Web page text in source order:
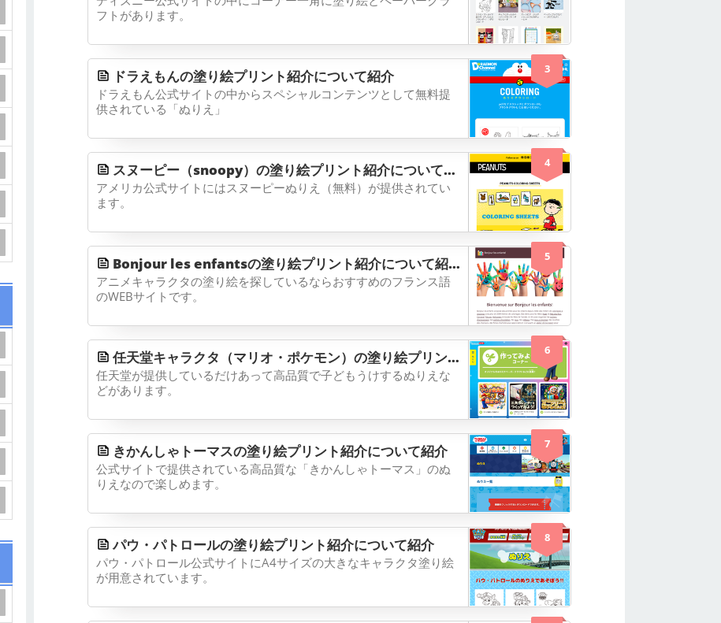
フトがあります。
3
ドラえもんの塗り絵プリント紹介について紹介
ドラえもん公式サイトの中からスペシャルコンテンツとして無料提
供されている「ぬりえ」
4
スヌーピー（snoopy）の塗り絵プリント紹介について紹介
アメリカ公式サイトにはスヌーピーぬりえ（無料）が提供されてい
ます。
5
Bonjour les enfantsの塗り絵プリント紹介について紹介
アニメキャラクタの塗り絵を探しているならおすすめのフランス語
のWEBサイトです。
6
任天堂キャラクタ（マリオ・ポケモン）の塗り絵プリント紹介について紹介
任天堂が提供しているだけあって高品質で子どもうけするぬりえな
どがあります。
7
きかんしゃトーマスの塗り絵プリント紹介について紹介
公式サイトで提供されている高品質な「きかんしゃトーマス」のぬ
りえなので楽しめます。
8
パウ・パトロールの塗り絵プリント紹介について紹介
パウ・パトロール公式サイトにA4サイズの大きなキャラクタ塗り絵
が用意されています。